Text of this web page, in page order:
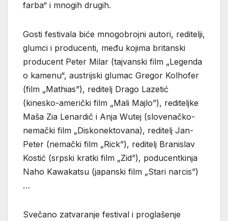
farba“ i mnogih drugih.
Gosti festivala biće mnogobrojni autori, reditelji,
glumci i producenti, među kojima britanski
producent Peter Milar (tajvanski film „Legenda
o kamenu“, austrijski glumac Gregor Kolhofer
(film „Mathias”), reditelj Drago Lazetić
(kinesko-američki film „Mali Majlo”), rediteljke
Maša Zia Lenardič i Anja Wutej (slovenačko-
nemački film „Diskonektovana), reditelj Jan-
Peter (nemački film „Rick”), reditelj Branislav
Kostić (srpski kratki film „Zid”), poducentkinja
Naho Kawakatsu (japanski film „Stari narcis”)
…
Svečano zatvaranje festival i proglašenje